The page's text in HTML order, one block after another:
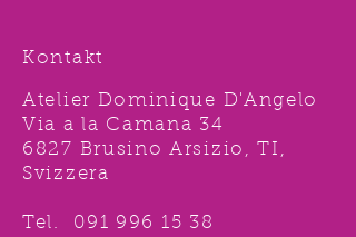
Kontakt
Atelier Dominique D'Angelo
Via a la Camana 34
6827 Brusino Arsizio, TI,
Svizzera
Tel. 091 996 15 38